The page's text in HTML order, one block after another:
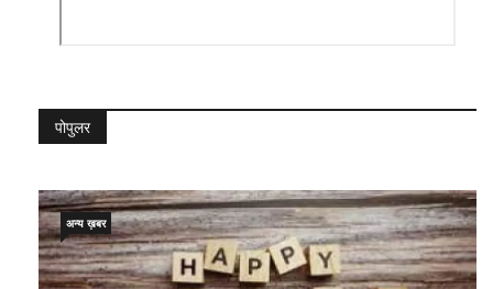
पोपुलर
अन्य ख़बर